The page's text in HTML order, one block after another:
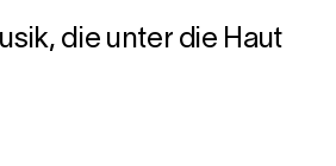
die unter die Haut